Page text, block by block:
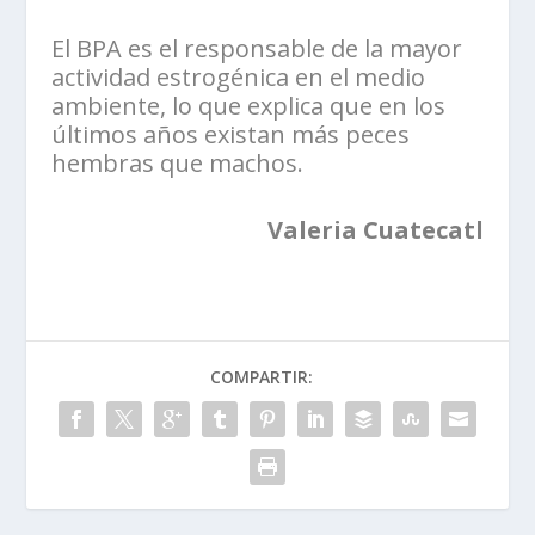
El BPA es el responsable de la mayor
actividad estrogénica en el medio
ambiente, lo que explica que en los
últimos años existan más peces
hembras que machos.
Valeria Cuatecatl
COMPARTIR: